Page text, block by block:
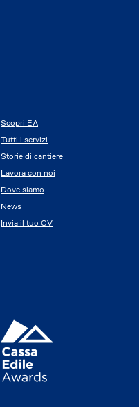
Scopri EA
Tutti i servizi
Storie di cantiere
Lavora con noi
Dove siamo
News
Invia il tuo CV